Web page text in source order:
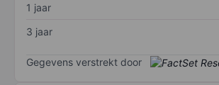
1 jaar
3 jaar
Gegevens verstrekt door